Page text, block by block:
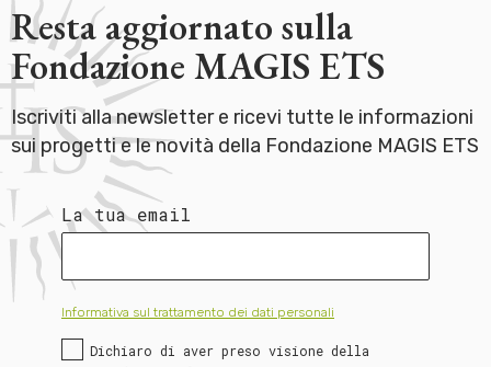
Resta aggiornato sulla
Fondazione MAGIS ETS
Iscriviti alla newsletter e ricevi tutte le informazioni
sui progetti e le novità della Fondazione MAGIS ETS
La tua email
Informativa sul trattamento dei dati personali
Dichiaro di aver preso visione della